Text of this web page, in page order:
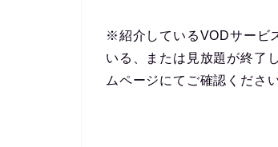
※紹介しているVODサービ
いる、または見放題が終了
ムページにてご確認ください